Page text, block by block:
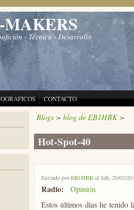
- Técnica - Desarrollo
CONTACTO
Blogs> blog de EB1HBK>
Hot-Spot-40
Enviado porEB1HBK el Sáb, 26/03/
Radio:
Opinión
Estos últimos días he tenido